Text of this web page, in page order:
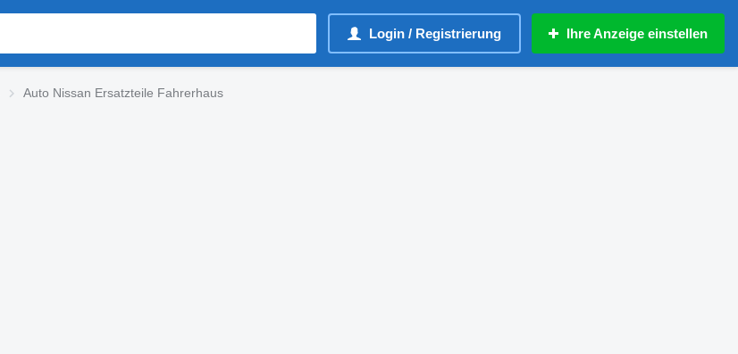
Login / Registrierung Ihre Anzeige einstellen
Auto Nissan Ersatzteile Fahrerhaus